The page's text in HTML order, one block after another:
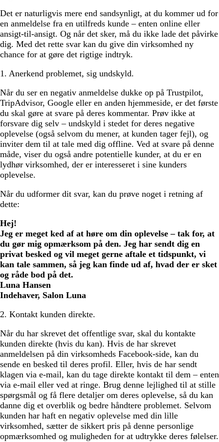
Det er naturligvis mere end sandsynligt, at du kommer ud for
en anmeldelse fra en utilfreds kunde – enten online eller
ansigt-til-ansigt. Og når det sker, må du ikke lade det påvirke
dig. Med det rette svar kan du give din virksomhed ny
chance for at gøre det rigtige indtryk.
1. Anerkend problemet, sig undskyld.
Når du ser en negativ anmeldelse dukke op på Trustpilot,
TripAdvisor, Google eller en anden hjemmeside, er det første
du skal gøre at svare på deres kommentar. Prøv ikke at
forsvare dig selv – undskyld i stedet for deres negative
oplevelse (også selvom du mener, at kunden tager fejl), og
inviter dem til at tale med dig offline. Ved at svare på denne
måde, viser du også andre potentielle kunder, at du er en
lydhør virksomhed, der er interesseret i sine kunders
oplevelse.
Når du udformer dit svar, kan du prøve noget i retning af
dette:
Hej!
Jeg er meget ked af at høre om din oplevelse – tak for, at
du gør mig opmærksom på den. Jeg har sendt dig en
privat besked og vil meget gerne aftale et tidspunkt, vi
kan tale sammen, så jeg kan finde ud af, hvad der er sket
og råde bod på det.
Luna Hansen
Indehaver, Salon Luna
2. Kontakt kunden direkte.
Når du har skrevet det offentlige svar, skal du kontakte
kunden direkte (hvis du kan). Hvis de har skrevet
anmeldelsen på din virksomheds Facebook-side, kan du
sende en besked til deres profil. Eller, hvis de har sendt
klagen via e-mail, kan du tage direkte kontakt til dem – enten
via e-mail eller ved at ringe. Brug denne lejlighed til at stille
spørgsmål og få flere detaljer om deres oplevelse, så du kan
danne dig et overblik og bedre håndtere problemet. Selvom
kunden har haft en negativ oplevelse med din lille
virksomhed, sætter de sikkert pris på denne personlige
opmærksomhed og muligheden for at udtrykke deres følelser.